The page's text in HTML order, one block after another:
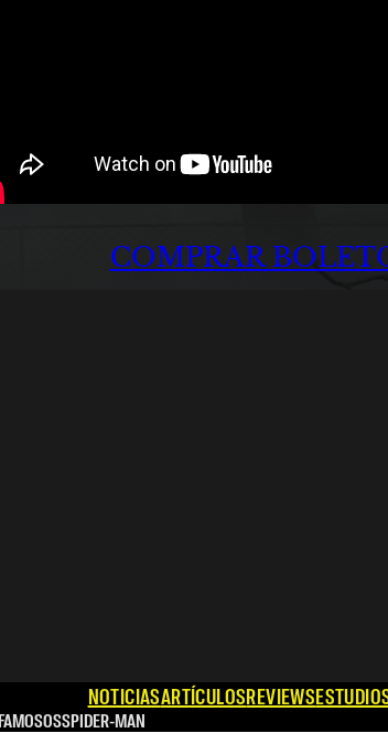
COMPRAR
NOTICIASARTÍCULOSREVIEWS
SPIDER-MAN